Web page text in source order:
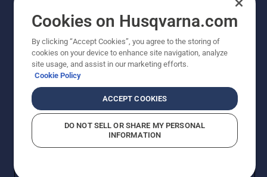
© Husqvarna AB (publ). Wszelkie prawa zastrzeżone.
Pokazane ceny są sugerowanymi cenami detalicznymi.
Polityka w zakresie plików cookieWarunki użytkowania
Cookies on Husqvarna.com
By clicking “Accept Cookies”, you agree to the storing of
cookies on your device to enhance site navigation, analyze
site usage, and assist in our marketing efforts.
Cookie Policy
ACCEPT COOKIES
DO NOT SELL OR SHARE MY PERSONAL
INFORMATION